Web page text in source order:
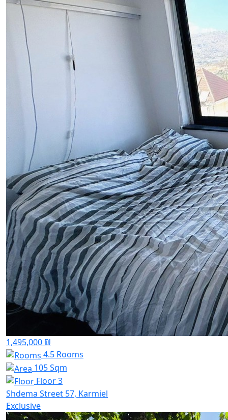
1,495,000 ₪
4.5 Rooms
105 Sqm
Floor 3
Shdema Street 57, Karmiel
Exclusive